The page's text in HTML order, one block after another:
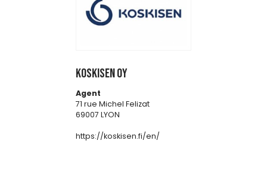
KOSKISEN OY
Agent
71 rue Michel Felizat
69007 LYON
https://koskisen.fi/en/